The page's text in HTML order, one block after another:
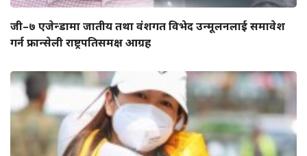
जी–७ एजेन्डामा जातीय तथा वंशगत विभेद उन्मूलनलाई समावेश
गर्न फ्रान्सेली राष्ट्रपतिसमक्ष आग्रह